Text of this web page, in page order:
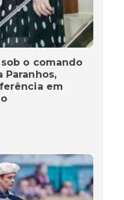
o comando
Paranhos,
em